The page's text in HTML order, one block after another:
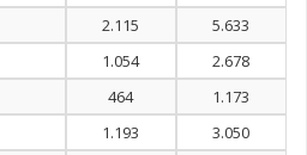
2.115
5.633
1.054
2.678
464
1.173
1.193
3.050